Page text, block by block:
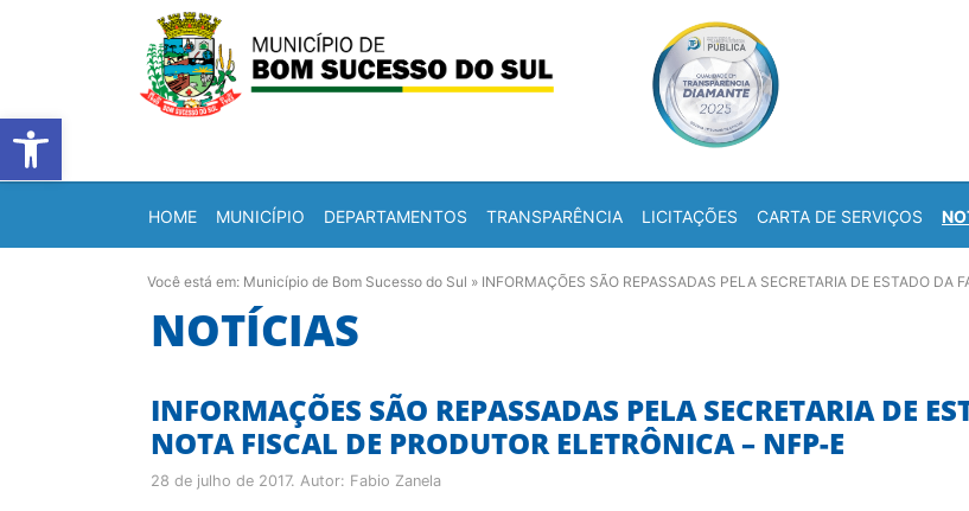
Barra de Ferramentas Aberta
HOME MUNICÍPIO DEPARTAMENTOS TRANSPARÊNCIA LICITAÇÕES CARTA DE SERVIÇOS
Você está em: Município de Bom Sucesso do Sul » INFORMAÇÕES SÃO REPASSADAS PELA SECRETARIA DE ESTADO
NOTÍCIAS
INFORMAÇÕES SÃO REPASSADAS PELA SECRETARIA DE
NOTA FISCAL DE PRODUTOR ELETRÔNICA – NFP-E
28 de julho de 2017. Autor: Fabio Zanela